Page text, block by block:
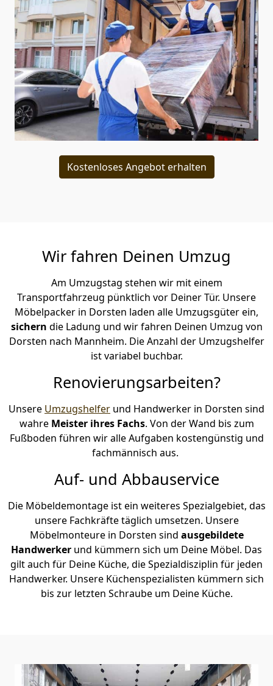
Kostenloses Angebot erhalten
Wir fahren Deinen Umzug
Am Umzugstag stehen wir mit einem
Transportfahrzeug pünktlich vor Deiner Tür. Unsere
Möbelpacker in Dorsten laden alle Umzugsgüter ein,
sichern die Ladung und wir fahren Deinen Umzug von
Dorsten nach Mannheim. Die Anzahl der Umzugshelfer
ist variabel buchbar.
Renovierungsarbeiten?
Unsere Umzugshelfer und Handwerker in Dorsten sind
wahre Meister ihres Fachs. Von der Wand bis zum
Fußboden führen wir alle Aufgaben kostengünstig und
fachmännisch aus.
Auf- und Abbauservice
Die Möbeldemontage ist ein weiteres Spezialgebiet, das
unsere Fachkräfte täglich umsetzen. Unsere
Möbelmonteure in Dorsten sind ausgebildete
Handwerker und kümmern sich um Deine Möbel. Das
gilt auch für Deine Küche, die Spezialdisziplin für jeden
Handwerker. Unsere Küchenspezialisten kümmern sich
bis zur letzten Schraube um Deine Küche.